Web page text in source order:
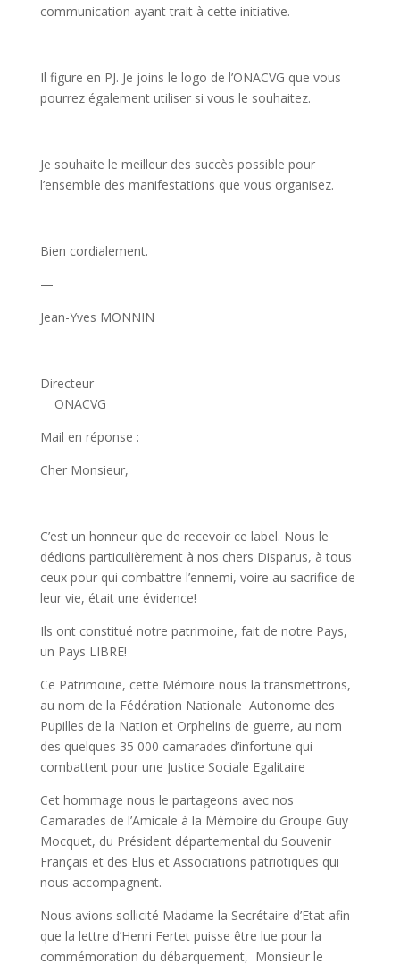
communication ayant trait à cette initiative.
Il figure en PJ. Je joins le logo de l’ONACVG que vous
pourrez également utiliser si vous le souhaitez.
Je souhaite le meilleur des succès possible pour
l’ensemble des manifestations que vous organisez.
Bien cordialement.
—
Jean-Yves MONNIN
Directeur
ONACVG
Mail en réponse :
Cher Monsieur,
C’est un honneur que de recevoir ce label. Nous le
dédions particulièrement à nos chers Disparus, à tous
ceux pour qui combattre l’ennemi, voire au sacrifice de
leur vie, était une évidence!
Ils ont constitué notre patrimoine, fait de notre Pays,
un Pays LIBRE!
Ce Patrimoine, cette Mémoire nous la transmettrons,
au nom de la Fédération Nationale Autonome des
Pupilles de la Nation et Orphelins de guerre, au nom
des quelques 35 000 camarades d’infortune qui
combattent pour une Justice Sociale Egalitaire
Cet hommage nous le partageons avec nos
Camarades de l’Amicale à la Mémoire du Groupe Guy
Mocquet, du Président départemental du Souvenir
Français et des Elus et Associations patriotiques qui
nous accompagnent.
Nous avions sollicité Madame la Secrétaire d’Etat afin
que la lettre d’Henri Fertet puisse être lue pour la
commémoration du débarquement, Monsieur le